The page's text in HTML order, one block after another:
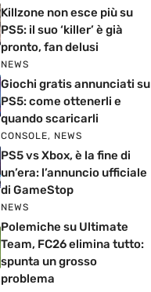
Killzone non esce più su
PS5: il suo ‘killer’ è già
pronto, fan delusi
NEWS
Giochi gratis annunciati su
PS5: come ottenerli e
quando scaricarli
CONSOLE, NEWS
PS5 vs Xbox, è la fine di
un’era: l’annuncio ufficiale
di GameStop
NEWS
Polemiche su Ultimate
Team, FC26 elimina tutto:
spunta un grosso
problema